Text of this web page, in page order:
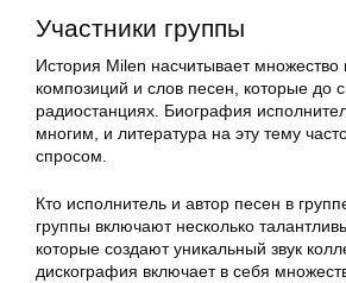
Участники группы
История Milen насчитывает
композиций и слов песен, которые до
радиостанциях. Биография
многим, и литература на эту тему
спросом.
Кто исполнитель и автор песен в
группы включают несколько
которые создают уникальный звук
дискография включает в себя